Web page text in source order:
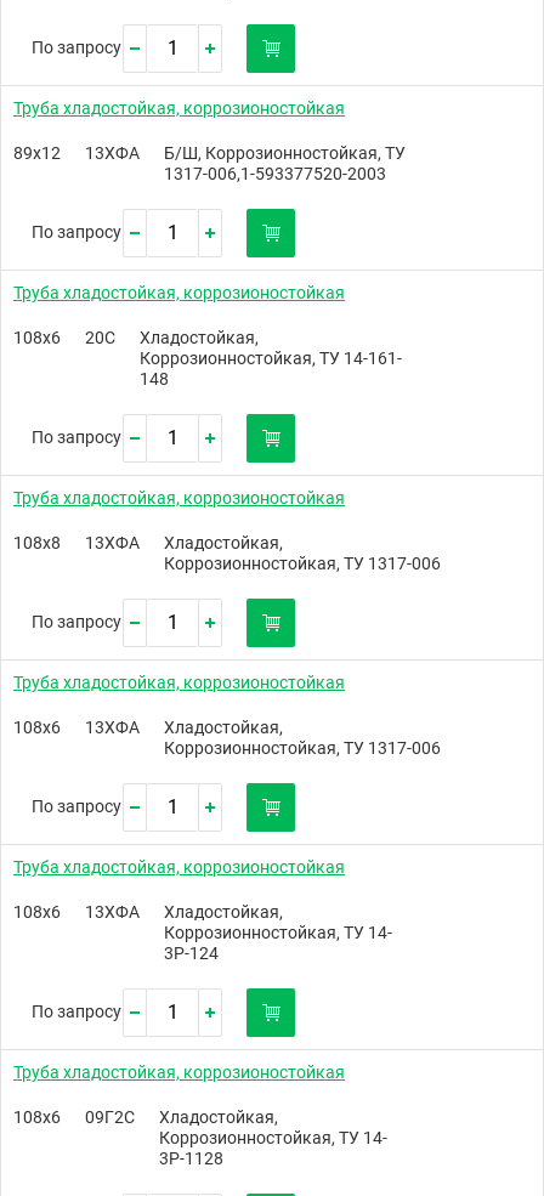
По запросу
Труба хладостойкая, коррозионостойкая
89х12 13ХФА
Б/Ш, Коррозионностойкая, ТУ
1317-006,1-593377520-2003
По запросу
Труба хладостойкая, коррозионостойкая
108х6 20C
Хладостойкая,
Коррозионностойкая, ТУ 14-161-
148
По запросу
Труба хладостойкая, коррозионостойкая
108х8 13ХФА
Хладостойкая,
Коррозионностойкая, ТУ 1317-006
По запросу
Труба хладостойкая, коррозионостойкая
108х6 13ХФА
Хладостойкая,
Коррозионностойкая, ТУ 1317-006
По запросу
Труба хладостойкая, коррозионостойкая
108х6 13ХФА
Хладостойкая,
Коррозионностойкая, ТУ 14-
3Р-124
По запросу
Труба хладостойкая, коррозионостойкая
108х6 09Г2С
Хладостойкая,
Коррозионностойкая, ТУ 14-
3Р-1128